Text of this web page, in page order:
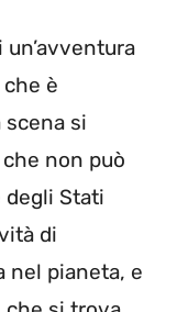
un’avventura
è
scena si
non può
Stati
di
nel pianeta, e